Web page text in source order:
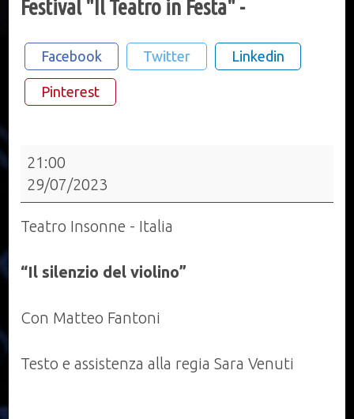
Festival "Il Teatro in Festa" -
Facebook Twitter Linkedin
Pinterest
Festival
"Il
Teatro
in
-
21:00
29/07/2023
Teatro Insonne - Italia
“Il silenzio del violino”
Con Matteo Fantoni
Testo e assistenza alla regia Sara Venuti